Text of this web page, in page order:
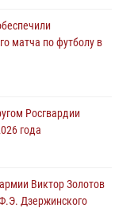
военном
пресс-
матча по футболу в
Росгвардии
года
Виктор Золотов
Дзержинского